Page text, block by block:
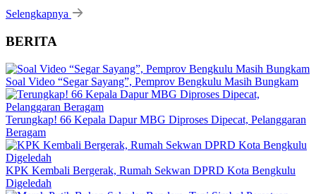
Selengkapnya
BERITA
Soal Video “Segar Sayang”, Pemprov Bengkulu Masih Bungkam
Terungkap! 66 Kepala Dapur MBG Diproses Dipecat, Pelanggaran
Beragam
KPK Kembali Bergerak, Rumah Sekwan DPRD Kota Bengkulu
Digeledah